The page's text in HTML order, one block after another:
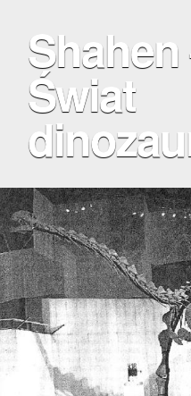
Shahen
Świat